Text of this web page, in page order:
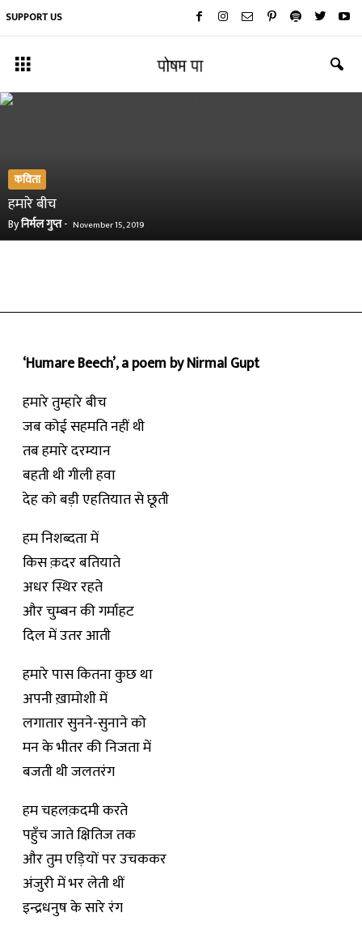
SUPPORT US
कविता
हमारे बीच
Byनिर्मल गुप्त- November 15, 2019
‘Humare Beech’, a poem by Nirmal Gupt
हमारे तुम्हारे बीच
जब कोई सहमति नहीं थी
तब हमारे दरम्यान
बहती थी गीली हवा
देह को बड़ी एहतियात से छूती
हम निशब्दता में
किस क़दर बतियाते
अधर स्थिर रहते
और चुम्बन की गर्माहट
दिल में उतर आती
हमारे पास कितना कुछ था
अपनी ख़ामोशी में
लगातार सुनने-सुनाने को
मन के भीतर की निजता में
बजती थी जलतरंग
हम चहलक़दमी करते
पहुँच जाते क्षितिज तक
और तुम एड़ियों पर उचककर
अंजुरी में भर लेती थीं
इन्द्रधनुष के सारे रंग